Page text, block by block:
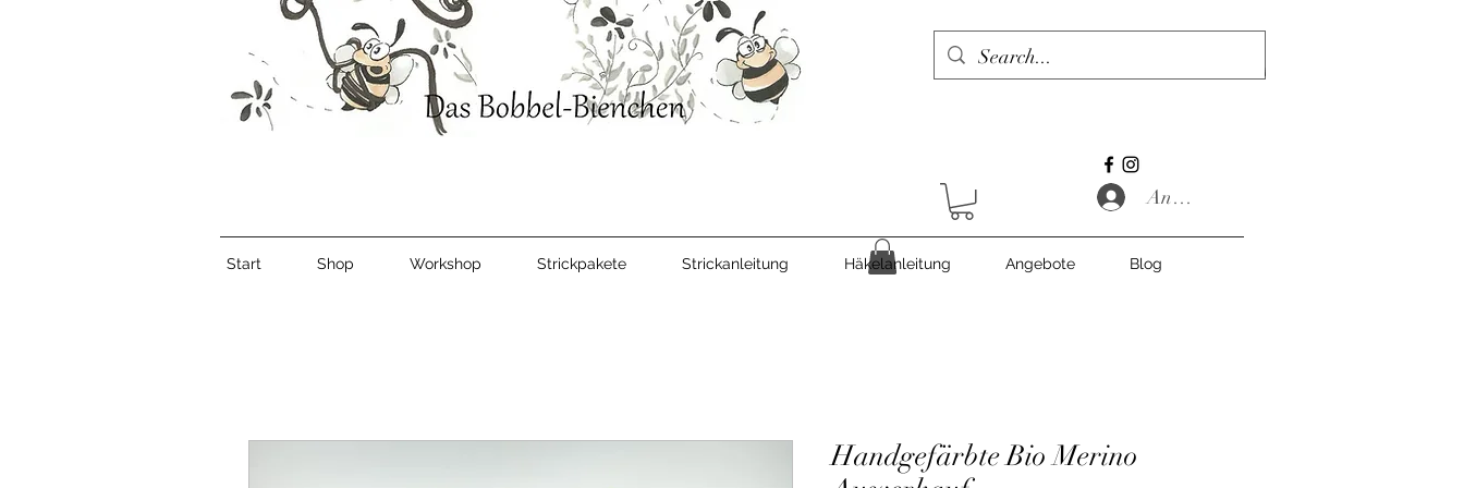
Anmelden
Start Shop Workshop Strickpakete Strickanleitung Häkelanleitung Angebote Blog
Handgefärbte Bio Merino